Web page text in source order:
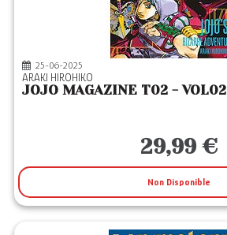
25-06-2025
ARAKI HIROHIKO
JOJO MAGAZINE T02 - VOL02
29,99 €
Non Disponible